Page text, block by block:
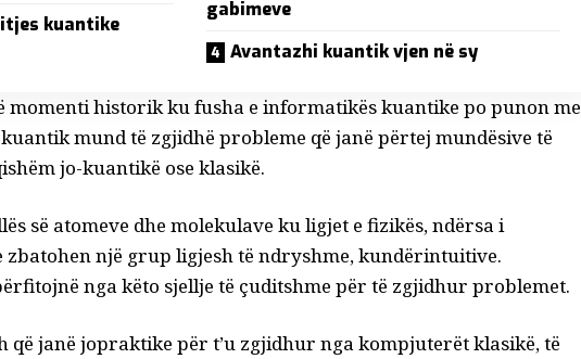
kuantike
gabimeve
Avantazhi kuantik vjen në sy
momenti historik ku fusha e informatikës kuantike po punon me
mund të zgjidhë probleme që janë përtej mundësive të
jo-kuantikë ose klasikë.
së atomeve dhe molekulave ku ligjet e fizikës, ndërsa i
zbatohen një grup ligjesh të ndryshme, kundërintuitive.
nga këto sjellje të çuditshme për të zgjidhur problemet.
që janë jopraktike për t’u zgjidhur nga kompjuterët klasikë, të